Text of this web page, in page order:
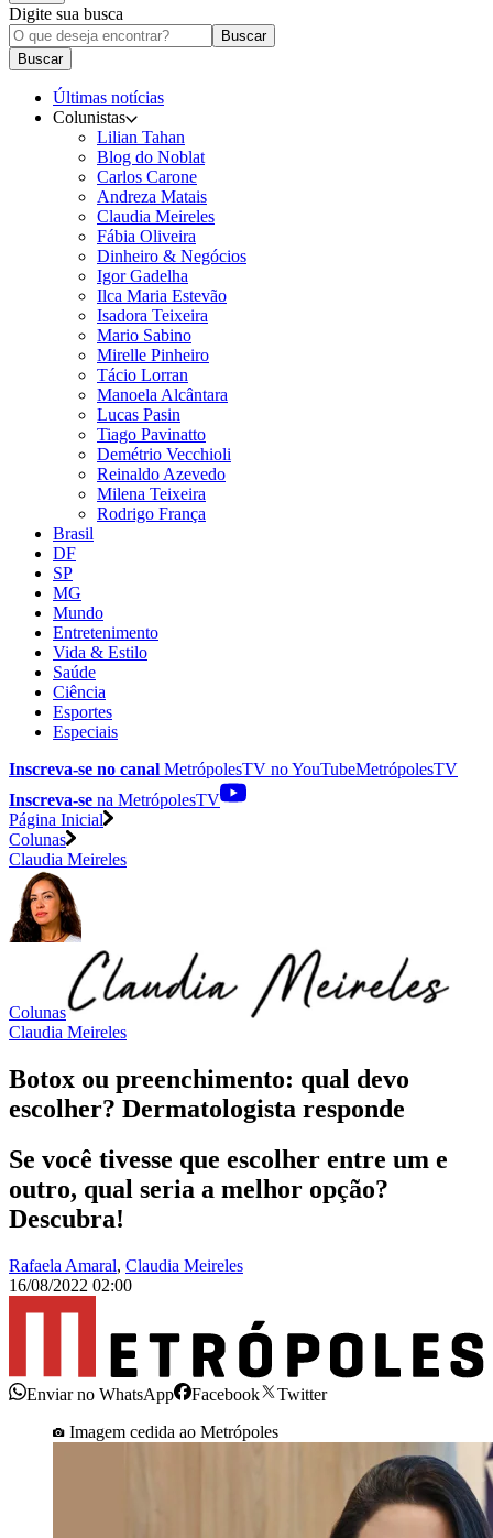
Digite sua busca
Buscar
Buscar
Últimas notícias
Colunistas
Lilian Tahan
Blog do Noblat
Carlos Carone
Andreza Matais
Claudia Meireles
Fábia Oliveira
Dinheiro & Negócios
Igor Gadelha
Ilca Maria Estevão
Isadora Teixeira
Mario Sabino
Mirelle Pinheiro
Tácio Lorran
Manoela Alcântara
Lucas Pasin
Tiago Pavinatto
Demétrio Vecchioli
Reinaldo Azevedo
Milena Teixeira
Rodrigo França
Brasil
DF
SP
MG
Mundo
Entretenimento
Vida & Estilo
Saúde
Ciência
Esportes
Especiais
Inscreva-se no canal MetrópolesTV noYouTubeMetrópolesTV
Inscreva-se na MetrópolesTV
Página Inicial
Colunas
Claudia Meireles
Colunas
Claudia Meireles
Botox ou preenchimento: qual devo
escolher? Dermatologista responde
Se você tivesse que escolher entre um e
outro, qual seria a melhor opção?
Descubra!
Rafaela Amaral, Claudia Meireles
16/08/2022 02:00
Enviar no WhatsApp Facebook
Twitter
Imagem cedida ao Metrópoles